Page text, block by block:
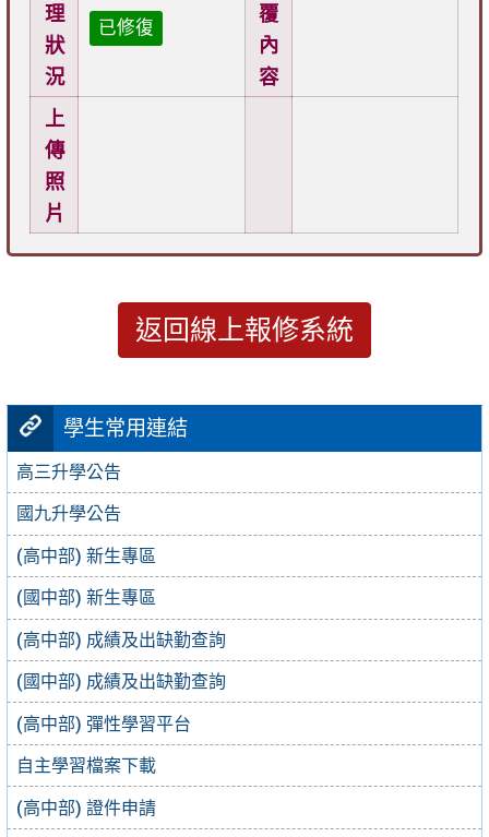
學生常用連結
高三升學公告
國九升學公告
(高中部) 新生專區
(國中部) 新生專區
(高中部) 成績及出缺勤查詢
(國中部) 成績及出缺勤查詢
(高中部) 彈性學習平台
自主學習檔案下載
(高中部) 證件申請
理
狀
況
已修復
覆
內
容
上
傳
照
片
返回線上報修系統